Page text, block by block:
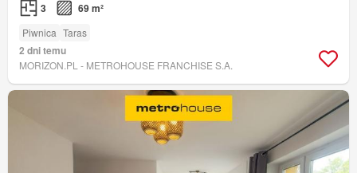
3 69 m²
Piwnica Taras
2 dni temu
MORIZON.PL - METROHOUSE FRANCHISE S.A.